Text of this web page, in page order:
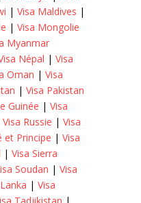
| Visa Maldives |
| Visa Mongolie
Myanmar
Népal | Visa
Oman | Visa
| Visa Pakistan
Guinée | Visa
Visa Russie | Visa
et Principe | Visa
| Visa Sierra
Soudan | Visa
| Visa